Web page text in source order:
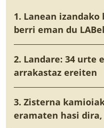
1. Lanean
berri eman du
2. Landare: 34 urte
arrakastaz ereiten
3. Zisterna
eramaten hasi